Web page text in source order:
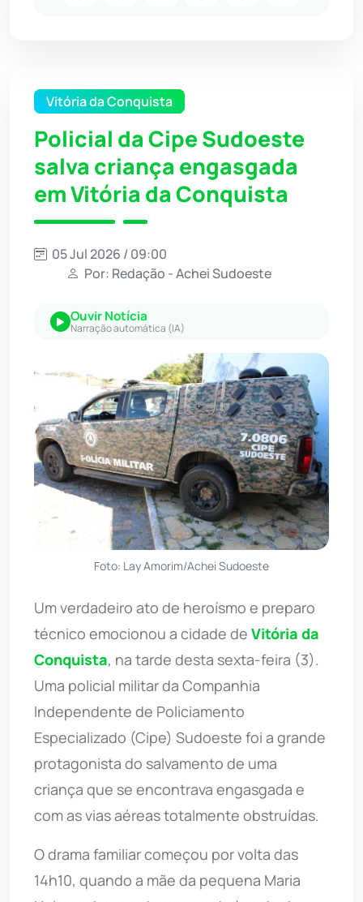
Vitória da Conquista
Policial da Cipe Sudoeste
salva criança engasgada
em Vitória da Conquista
05 Jul 2026 / 09:00
Por: Redação - Achei Sudoeste
Ouvir Notícia
Narração automática (IA)
Foto: Lay Amorim/Achei Sudoeste
Um verdadeiro ato de heroísmo e preparo
técnico emocionou a cidade de Vitória da
Conquista, na tarde desta sexta-feira (3).
Uma policial militar da Companhia
Independente de Policiamento
Especializado (Cipe) Sudoeste foi a grande
protagonista do salvamento de uma
criança que se encontrava engasgada e
com as vias aéreas totalmente obstruídas.
O drama familiar começou por volta das
14h10, quando a mãe da pequena Maria